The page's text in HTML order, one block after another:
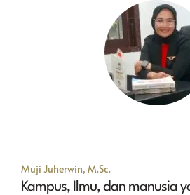
Muji Juherwin, M.Sc.
Kampus, Ilmu, dan manusia